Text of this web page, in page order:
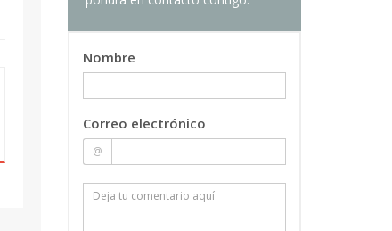
Nombre
Correo electrónico
@